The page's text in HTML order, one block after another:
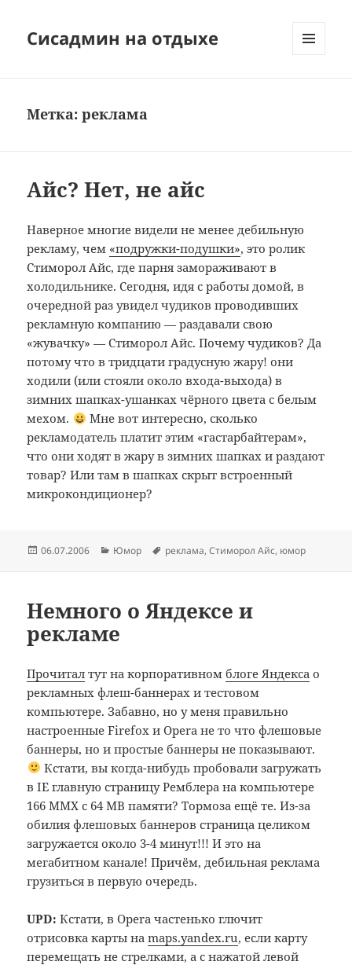
Сисадмин на отдыхе
Метка:реклама
Айс? Нет, не айс
Наверное многие видели не менее дебильную
рекламу, чем «подружки-подушки», это ролик
Стиморол Айс, где парня замораживают в
холодильнике. Сегодня, идя с работы домой, в
очередной раз увидел чудиков проводивших
рекламную компанию — раздавали свою
«жувачку» — Стиморол Айс. Почему чудиков? Да
потому что в тридцати градусную жару! они
ходили (или стояли около входа-выхода) в
зимних шапках-ушанках чёрного цвета с белым
мехом.
Мне вот интересно, сколько
рекламодатель платит этим «гастарбайтерам»,
что они ходят в жару в зимних шапках и раздают
товар? Или там в шапках скрыт встроенный
микрокондиционер?
Опубликовано
06.07.2006 Рубрики
Юмор Метки
реклама,Стиморол Айс, юмор
Немного о Яндексе и
рекламе
Прочитал тут на корпоративномблоге Яндекса о
рекламных флеш-баннерах и тестовом
компьютере. Забавно, но у меня правильно
настроенные Firefox и Opera не то что флешовые
баннеры, но и простые баннеры не показывают.
Кстати, вы когда-нибудь пробовали загружать
в IE главную страницу Ремблера на компьютере
166 MMX c 64 MB памяти? Тормоза ещё те. Из-за
обилия флешовых баннеров страница целиком
загружается около 3-4 минут!!! И это на
мегабитном канале! Причём, дебильная реклама
грузиться в первую очередь.
UPD: Кстати, в Opera частенько глючит
отрисовка карты наmaps.yandex.ru, если карту
перемещать не стрелками, а с нажатой левой